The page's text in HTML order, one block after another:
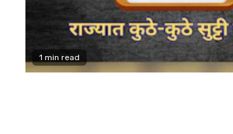
1 min read